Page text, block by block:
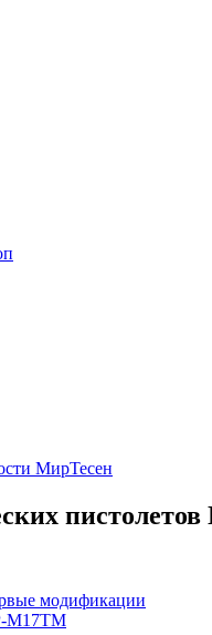
МирТесен
модификации
М17ТМ